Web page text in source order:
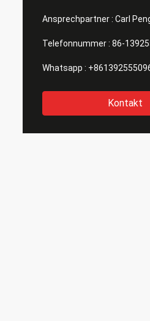
Ansprechpartner : Carl
Telefonnummer : 86-
Whatsapp :
Kontakt